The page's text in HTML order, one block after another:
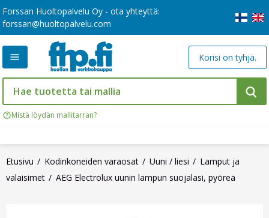
Forssan Huoltopalvelu Oy - ota yhteyttä:
forssan@huoltopalvelu.com
Mistä löydän mallitarran?
Korisi on tyhjä.
Etusivu Kodinkoneiden varaosat Uuni / liesi
Lamput ja
valaisimet
AEG Electrolux uunin lampun suojalasi, pyöreä